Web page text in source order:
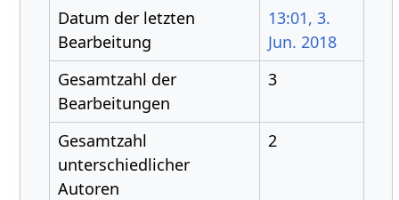
Datum der letzten
Bearbeitung
13:01, 3.
Jun. 2018
Gesamtzahl der
Bearbeitungen
3
Gesamtzahl
unterschiedlicher
Autoren
2